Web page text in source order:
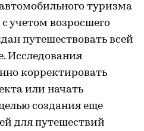
туризма
учетом возросшего
путешествовать всей
Исследования
корректировать
или начать
создания еще
для путешествий